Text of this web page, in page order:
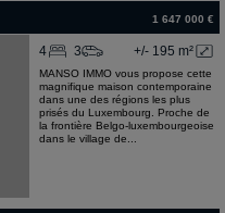
1 647 000 €
+/- 195 m²
4 3
MANSO IMMO vous propose cette
magnifique maison contemporaine
dans une des régions les plus
prisés du Luxembourg. Proche de
la frontière Belgo-luxembourgeoise
dans le village de...